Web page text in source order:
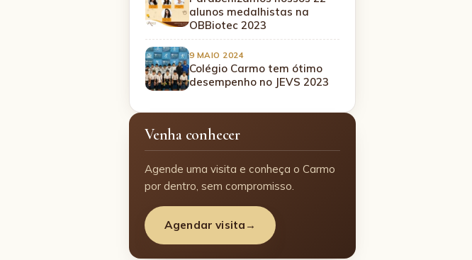
alunos medalhistas na
OBBiotec 2023
9 MAIO 2024
Colégio Carmo tem ótimo
desempenho no JEVS 2023
Venha conhecer
Agende uma visita e conheça o Carmo
por dentro, sem compromisso.
Agendar visita →